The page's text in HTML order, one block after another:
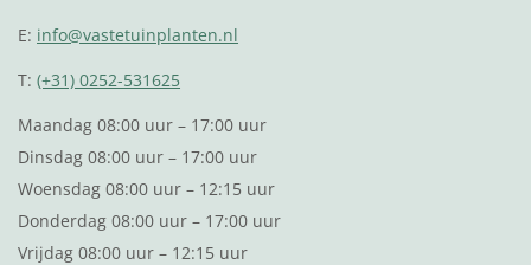
E: info@vastetuinplanten.nl
T:(+31) 0252-531625
Maandag 08:00 uur – 17:00 uur
Dinsdag 08:00 uur – 17:00 uur
Woensdag 08:00 uur – 12:15 uur
Donderdag 08:00 uur – 17:00 uur
Vrijdag 08:00 uur – 12:15 uur